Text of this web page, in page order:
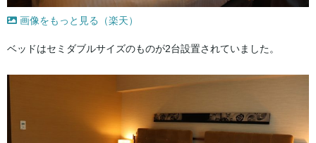
画像をもっと見る（楽天）
ベッドはセミダブルサイズのものが2台設置されていました。